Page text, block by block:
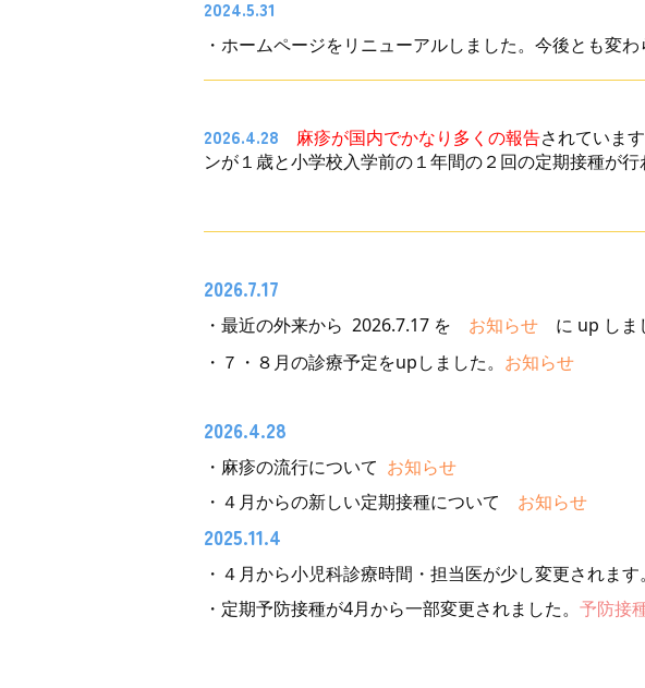
2024.5.31
・ホームページをリニューアルしました。今後とも変
2026.4.28 麻疹が国内でかなり多くの報告されていま
ンが１歳と小学校入学前の１年間の２回の定期接種が
2026.7.17
・最近の外来から 2026.7.17 を お知らせ に up しま
・７・８月の診療予定をupしました。 お知らせ
2026.4.28
・麻疹の流行について お知らせ
・４月からの新しい定期接種について お知らせ
2025.11.4
・４月から小児科診療時間・担当医が少し変更されます。
・定期予防接種が4月から一部変更されました。 予防接